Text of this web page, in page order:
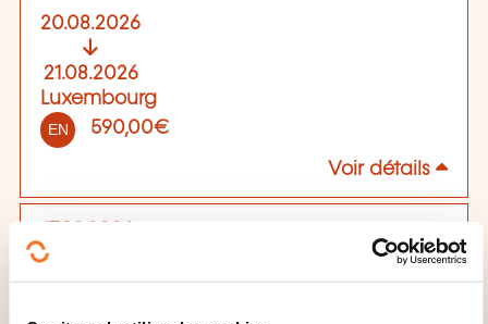
20.08.2026
21.08.2026
Luxembourg
EN 590,00€
Voir détails
18.09.2026